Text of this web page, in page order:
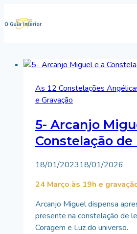
to
content
As 12 Constelações
e Gravação
5- Arcanjo
Constelação de
ByBruno
18/01/202318/01/2026
24 Março às 19h e
Arcanjo Miguel dispensa
presente na constelação de
Coragem e Luz do universo.